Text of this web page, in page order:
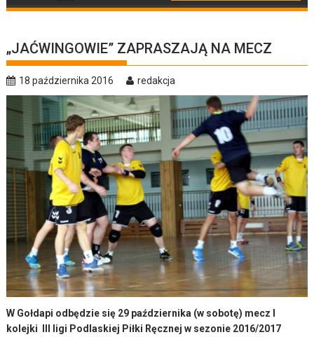
„JAĆWINGOWIE” ZAPRASZAJĄ NA MECZ
18 października 2016 redakcja
W Gołdapi odbędzie się 29 października (w sobotę) mecz I
kolejki III ligi Podlaskiej Piłki Ręcznej w sezonie 2016/2017